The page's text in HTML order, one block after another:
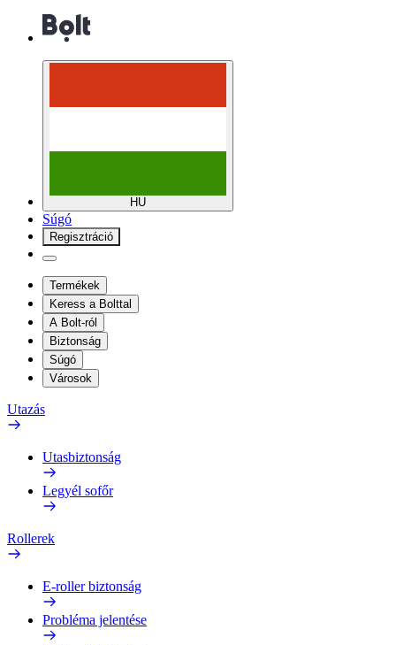
HU
Súgó
Regisztráció
Termékek
Keress a Bolttal
A Bolt-ról
Biztonság
Súgó
Városok
Utazás
Utasbiztonság
Legyél sofőr
Rollerek
E-roller biztonság
Probléma jelentése